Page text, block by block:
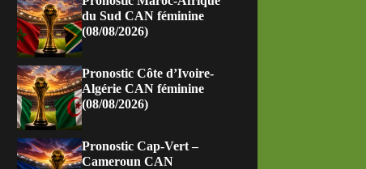
du Sud CAN féminine
(08/08/2026)
Pronostic Côte d’Ivoire-
Algérie CAN féminine
(08/08/2026)
Pronostic Cap-Vert –
Cameroun CAN